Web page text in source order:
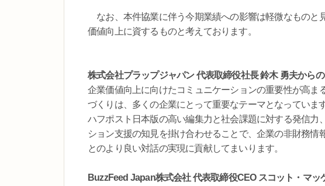
なお、本件協業に伴う今期業績への影響は軽微なものと
価値向上に資するものと考えております。
株式会社プラップジャパン 代表取締役社長 鈴木 勇夫から
企業価値向上に向けたコミュニケーションの重要性が高ま
づくりは、多くの企業にとって重要なテーマとなっています
ハフポスト日本版の高い編集力と社会課題に対する発信力
ション支援の知見を掛け合わせることで、企業の非財務
とのより良い対話の実現に貢献してまいります。
BuzzFeed Japan株式会社 代表取締役CEO スコット・マッ